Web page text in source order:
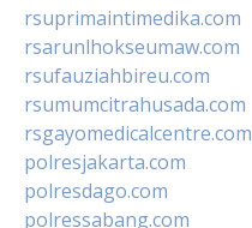
rsuprimaintimedika.com
rsarunlhokseumaw.com
rsufauziahbireu.com
rsumumcitrahusada.com
rsgayomedicalcentre.com
polresjakarta.com
polresdago.com
polressabang.com